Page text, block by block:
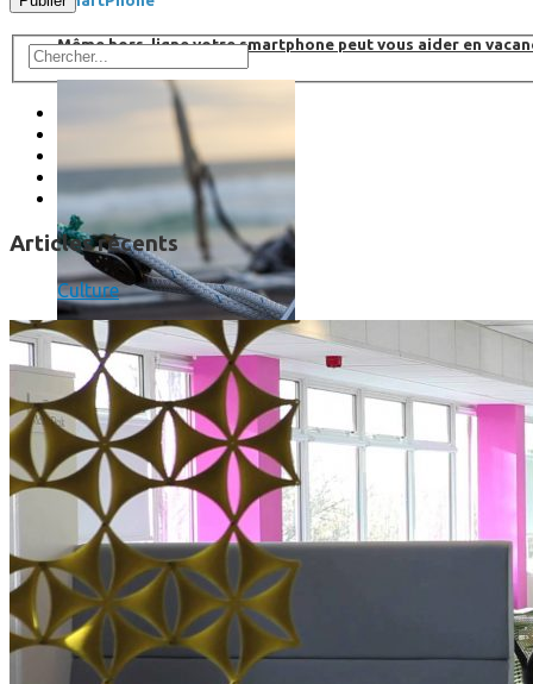
Même hors-ligne votre smartphone peut vous aider en
Comment réduire au maximum la consommation de son
Articles récents
Culture